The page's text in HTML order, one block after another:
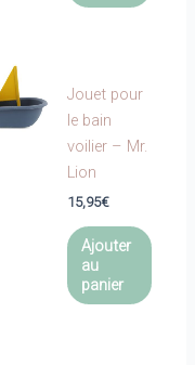
Jouet pour
le bain
voilier – Mr.
Lion
15,95€
Ajouter
au
panier